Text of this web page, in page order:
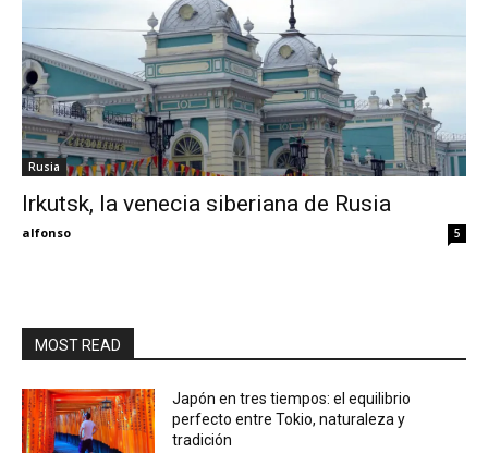
Thru
My
Rusia
Irkutsk, la venecia siberiana de Rusia
alfonso 5
MOST READ
Japón en tres tiempos: el equilibrio
perfecto entre Tokio, naturaleza y
tradición